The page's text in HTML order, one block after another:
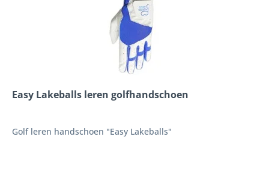
Easy Lakeballs leren golfhandschoen
Golf leren handschoen "Easy Lakeballs"